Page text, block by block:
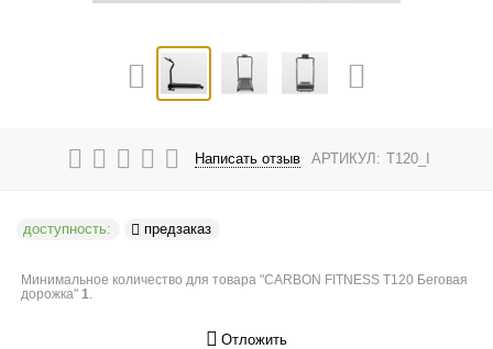
Написать отзыв АРТИКУЛ: T120_I
доступность: предзаказ
Минимальное количество для товара "CARBON FITNESS T120 Беговая
дорожка"1.
Отложить